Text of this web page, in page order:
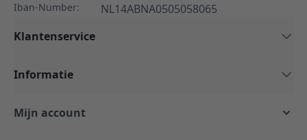
Iban-Number:
NL14ABNA0505058065
Klantenservice
Informatie
Mijn account